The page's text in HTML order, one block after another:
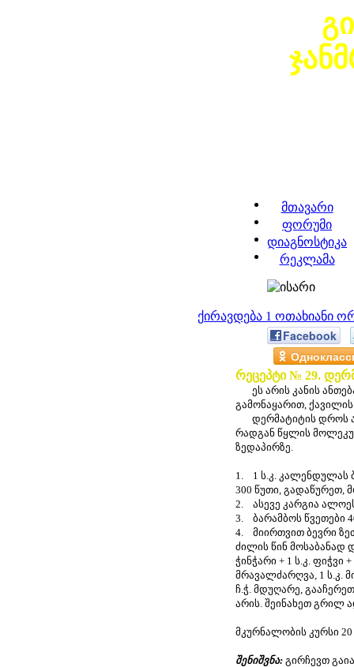
მთავარი
ფორუმი
დიაგნოსტიკა
რეკლამა
ქირავდება 1 ოთახიანი
Facebook
რეცეპტი № 29.
ეს არის კანის
გამონაყარით,
დერმატიტის დროს
რადგან წყლის
ზედაპირზე.
1. 1 ს.კ. კალენდულას
300 წუთი, გადაწურეთ,
2. ასევე კარგია
3. ბარამბოს წვეთები
4. მიირთვით ბევრი
ძილის წინ მოსაბანად
ჭინჭარი + 1 ს.კ. ფიჭვი
მრავალძარღვა, 1 ს.კ.
ჩ.ჭ. მდუღარე,
არის. შეინახეთ გრილ
მკურნალობის კურსი
შენიშვნა: გირჩევთ